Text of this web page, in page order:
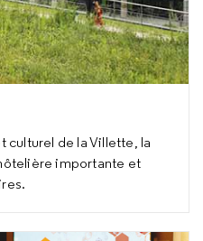
culturel de la Villette, la
importante et